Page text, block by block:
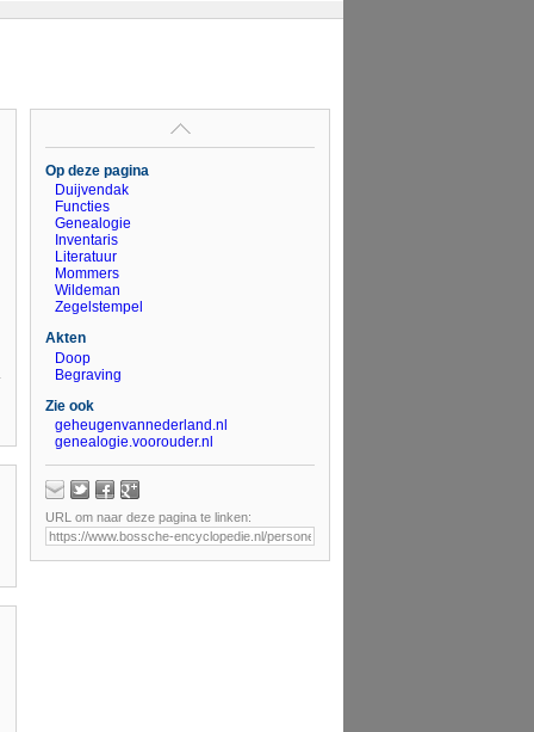
Op deze pagina
Duijvendak
Functies
Genealogie
Inventaris
Literatuur
Mommers
Wildeman
Zegelstempel
Akten
Doop
Begraving
Zie ook
geheugenvannederland.nl
genealogie.voorouder.nl
URL om naar deze pagina te linken: